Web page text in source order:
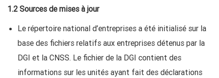
1.2 Sources de mises à jour
Le répertoire national d’entreprises a été initialisé sur la
base des fichiers relatifs aux entreprises détenus par la
DGI et la CNSS. Le fichier de la DGI contient des
informations sur les unités ayant fait des déclarations